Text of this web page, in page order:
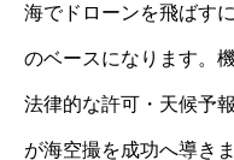
海でドローンを飛ばす
のベースになります。
法律的な許可・天候予
が海空撮を成功へ導き